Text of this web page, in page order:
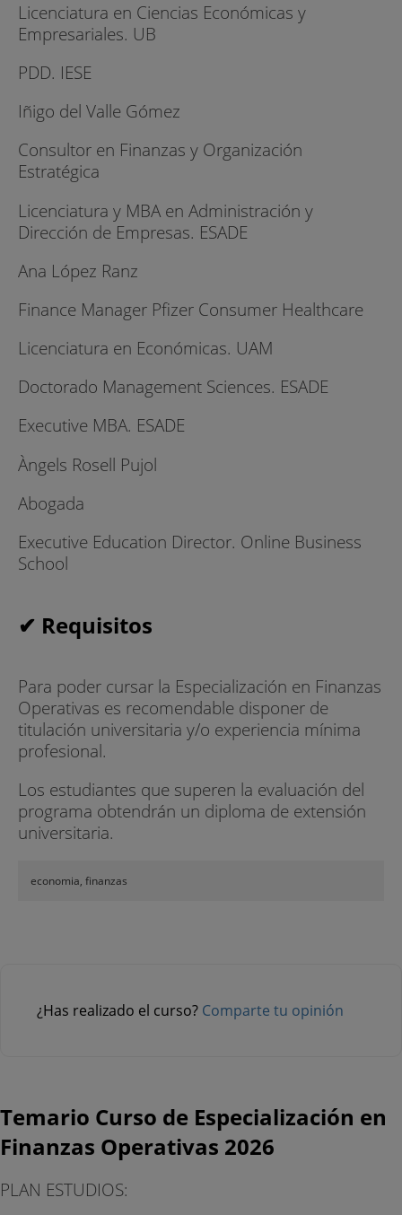
Licenciatura en Ciencias Económicas y
Empresariales. UB
PDD. IESE
Iñigo del Valle Gómez
Consultor en Finanzas y Organización
Estratégica
Licenciatura y MBA en Administración y
Dirección de Empresas. ESADE
Ana López Ranz
Finance Manager Pfizer Consumer Healthcare
Licenciatura en Económicas. UAM
Doctorado Management Sciences. ESADE
Executive MBA. ESADE
Àngels Rosell Pujol
Abogada
Executive Education Director. Online Business
School
✔ Requisitos
Para poder cursar la Especialización en Finanzas
Operativas es recomendable disponer de
titulación universitaria y/o experiencia mínima
profesional.
Los estudiantes que superen la evaluación del
programa obtendrán un diploma de extensión
universitaria.
economia, finanzas
¿Has realizado el curso? Comparte tu opinión
Temario Curso de Especialización en
Finanzas Operativas 2026
PLAN ESTUDIOS: